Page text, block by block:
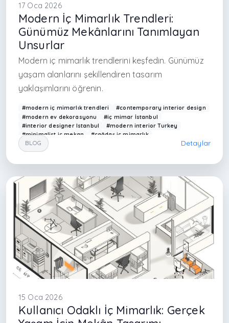
17 Oca 2026
Modern İç Mimarlık Trendleri:
Günümüz Mekânlarını Tanımlayan
Unsurlar
Modern iç mimarlık trendlerini keşfedin. Günümüz
yaşam alanlarını şekillendiren tasarım
yaklaşımlarını öğrenin.
#modern iç mimarlık trendleri
#contemporary interior design
#modern ev dekorasyonu
#iç mimar İstanbul
#interior designer Istanbul
#modern interior Turkey
#minimalist iç mekan
#çağdaş iç mimarlık
#modern yaşam alanı
#modern lighting design
#sade iç mekan tasarımı
#natural interior materials
#modern kitchen design
#contemporary living spaces
BLOG Detaylar
15 Oca 2026
Kullanıcı Odaklı İç Mimarlık: Gerçek